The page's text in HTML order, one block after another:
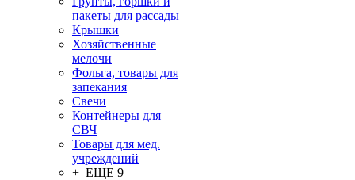
пакеты для рассады
Крышки
Хозяйственные
мелочи
Фольга, товары для
запекания
Свечи
Контейнеры для
СВЧ
Товары для мед.
учреждений
+ ЕЩЕ 9